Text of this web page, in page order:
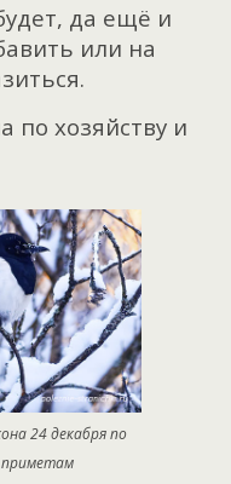
да ещё и
или на
хозяйству и
24 декабря по
приметам